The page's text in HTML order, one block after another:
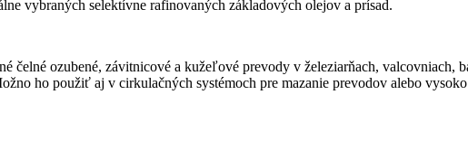
vybraných selektívne rafinovaných základových olejov a prísad.
čelné ozubené, závitnicové a kužeľové prevody v železiarňach, valcovniach,
ho použiť aj v cirkulačných systémoch pre mazanie prevodov alebo